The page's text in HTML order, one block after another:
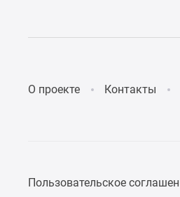
О проекте Контакты
Пользовательское